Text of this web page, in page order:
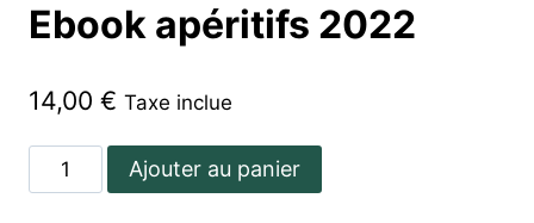
Ebook apéritifs 2022
14,00 € Taxe inclue
quantité
de
Ajouter au panier